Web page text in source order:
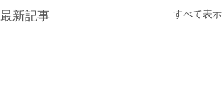
最新記事 すべて表示